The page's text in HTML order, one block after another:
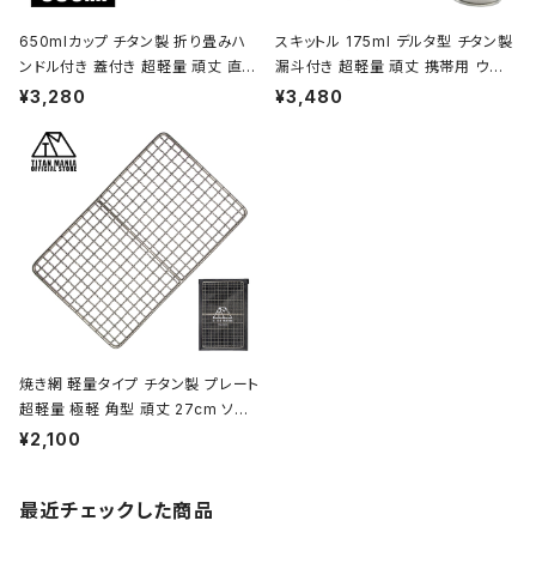
650mlカップ チタン製 折り畳みハ
ンドル付き 蓋付き 超軽量 頑丈 直火
OK シングルマグカップ クッカー ソ
トドア キャンプ用品 収納袋付き
¥3,280
スキットル 175ml デルタ型 チタン製
漏斗付き 超軽量 頑丈 携帯用 ウイ
スキー ボトル ヒップフラスコ 水筒 ソ
¥3,480
焼き網 軽量タイプ チタン製 プレート
超軽量 極軽 角型 頑丈 27cm ソロ
キャンプ BBQ バーベキュー アウト
¥2,100
最近チェックした商品